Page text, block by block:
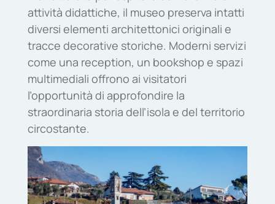
attività didattiche, il museo preserva intatti
diversi elementi architettonici originali e
tracce decorative storiche. Moderni servizi
come una reception, un bookshop e spazi
multimediali offrono ai visitatori
l’opportunità di approfondire la
straordinaria storia dell’isola e del territorio
circostante.